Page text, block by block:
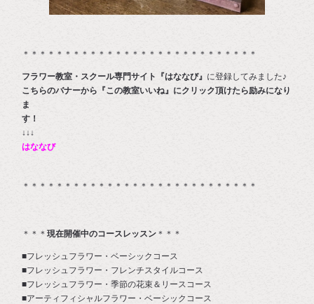
＊＊＊＊＊＊＊＊＊＊＊＊＊＊＊＊＊＊＊＊＊＊＊＊＊＊＊＊
フラワー教室・スクール専門サイト『はななび』 に登録してみました♪
こちらのバナーから『この教室いいね』にクリック頂けたら励みになり
ま
す
↓↓↓
はななび
＊＊＊＊＊＊＊＊＊＊＊＊＊＊＊＊＊＊＊＊＊＊＊＊＊＊＊＊
＊＊＊現在開催中のコースレッスン ＊＊＊
■フレッシュフラワー・ベーシックコース
■フレッシュフラワー・フレンチスタイルコース
■フレッシュフラワー・季節の花束＆リースコース
■アーティフィシャルフラワー・ベーシックコース